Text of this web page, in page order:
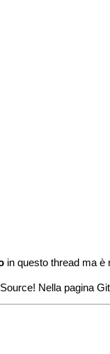
in questo thread ma è
Nella pagina